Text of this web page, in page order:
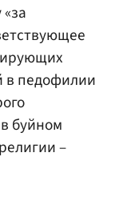
в педофилии
буйном
–